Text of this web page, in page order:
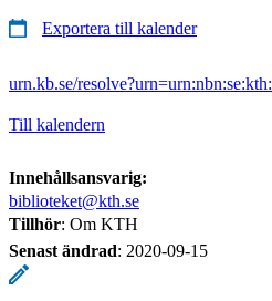
Exportera till kalender
urn.kb.se/
Till kalendern
Innehållsansvarig:
biblioteket@kth.se
Tillhör: Om KTH
Senast ändrad: 2020-09-15